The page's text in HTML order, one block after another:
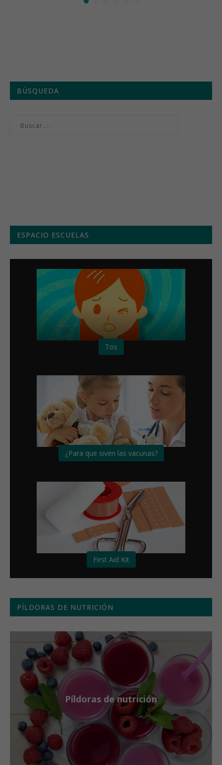
BÚSQUEDA
ESPACIO ESCUELAS
Tos
¿Para que siven las vacunas?
First Aid Kit
PÍLDORAS DE NUTRICIÓN
Píldoras de nutrición